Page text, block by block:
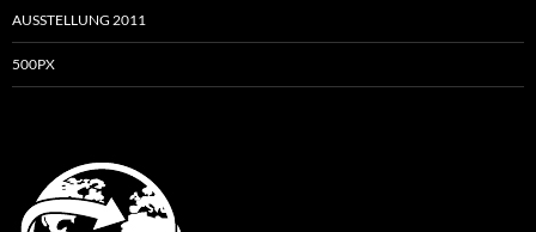
AUSSTELLUNG 2011
500PX